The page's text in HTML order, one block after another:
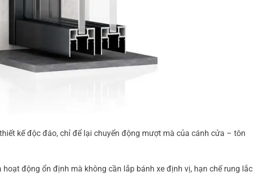
kế độc đáo, chỉ để lại chuyển động mượt mà của cánh cửa – tôn
động ổn định mà không cần lắp bánh xe định vị, hạn chế rung lắc